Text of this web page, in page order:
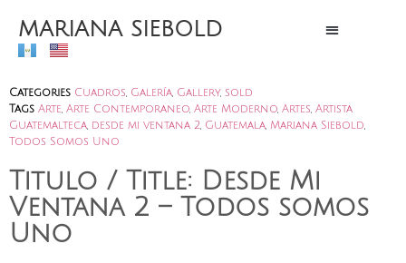
MARIANA SIEBOLD
Categories Cuadros, Galería, Gallery, sold
Tags Arte, Arte Contemporaneo, Arte Moderno, Artes, Artista
Guatemalteca, desde mi ventana 2, Guatemala, Mariana Siebold,
Todos Somos Uno
Titulo / Title: Desde Mi
Ventana 2 – Todos somos
Uno